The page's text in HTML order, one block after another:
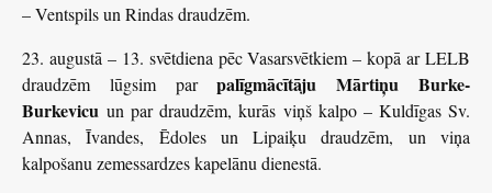
– Ventspils un Rindas draudzēm.
23. augustā – 13. svētdiena pēc Vasarsvētkiem – kopā ar LELB
draudzēm lūgsim parpalīgmācītāju Mārtiņu Burke-
Burkevicuun par draudzēm, kurās viņš kalpo – Kuldīgas Sv.
Annas, Īvandes, Ēdoles un Lipaiķu draudzēm, un viņa
kalpošanu zemessardzes kapelānu dienestā.